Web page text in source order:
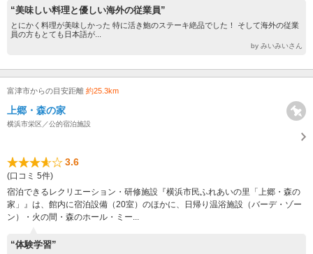
“美味しい料理と優しい海外の従業員”
とにかく料理が美味しかった 特に活き鮑のステーキ絶品でした！ そして海外の従業
員の方もとても日本語が...
by みいみいさん
富津市からの目安距離 約25.3km
上郷・森の家
横浜市栄区／公的宿泊施設
3.6
(口コミ 5件)
宿泊できるレクリエーション・研修施設『横浜市民ふれあいの里「上郷・森の
家」』は、館内に宿泊設備（20室）のほかに、日帰り温浴施設（バーデ・ゾー
ン）・火の間・森のホール・ミー...
“体験学習”